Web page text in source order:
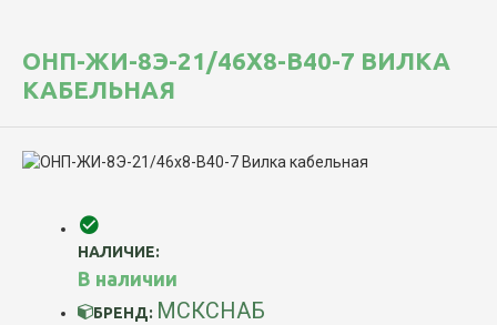
ОНП-ЖИ-8Э-21/46Х8-В40-7 ВИЛКА
КАБЕЛЬНАЯ
НАЛИЧИЕ:
В наличии
БРЕНД: МСКСНАБ